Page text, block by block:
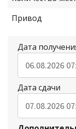
Привод
Дата
Дата сдачи